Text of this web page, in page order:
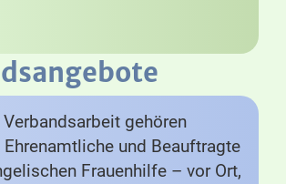
gehören
Ehrenamtliche und Beauftragte
Frauenhilfe – vor Ort,